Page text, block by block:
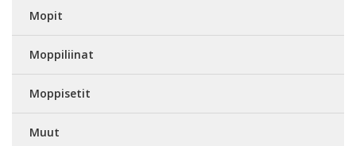
Mopit
Moppiliinat
Moppisetit
Muut